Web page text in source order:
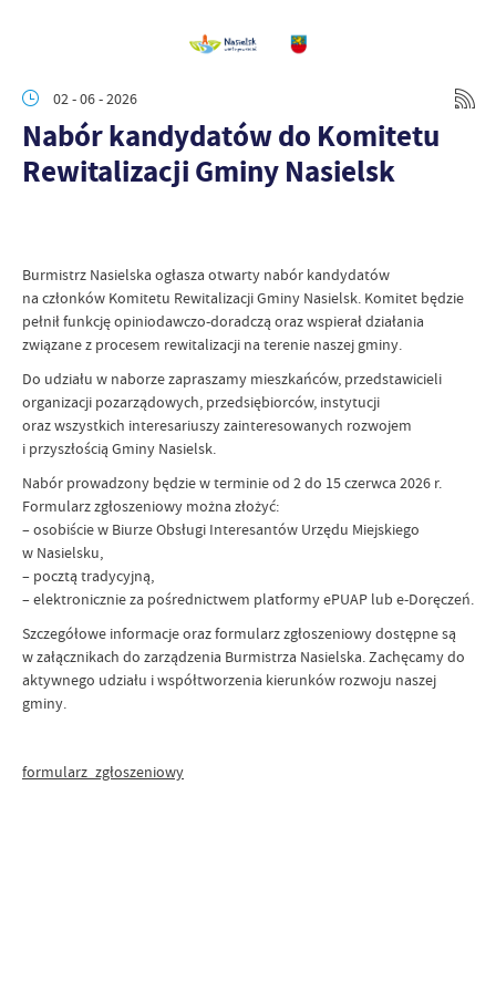
02 - 06 - 2026
Nabór kandydatów do Komitetu
Rewitalizacji Gminy Nasielsk
Burmistrz Nasielska ogłasza otwarty nabór kandydatów
na członków Komitetu Rewitalizacji Gminy Nasielsk. Komitet będzie
pełnił funkcję opiniodawczo-doradczą oraz wspierał działania
związane z procesem rewitalizacji na terenie naszej gminy.
Do udziału w naborze zapraszamy mieszkańców, przedstawicieli
organizacji pozarządowych, przedsiębiorców, instytucji
oraz wszystkich interesariuszy zainteresowanych rozwojem
i przyszłością Gminy Nasielsk.
Nabór prowadzony będzie w terminie od 2 do 15 czerwca 2026 r.
Formularz zgłoszeniowy można złożyć:
– osobiście w Biurze Obsługi Interesantów Urzędu Miejskiego
w Nasielsku,
– pocztą tradycyjną,
– elektronicznie za pośrednictwem platformy ePUAP lub e-Doręczeń.
Szczegółowe informacje oraz formularz zgłoszeniowy dostępne są
w załącznikach do zarządzenia Burmistrza Nasielska. Zachęcamy do
aktywnego udziału i współtworzenia kierunków rozwoju naszej
gminy.
formularz_zgłoszeniowy